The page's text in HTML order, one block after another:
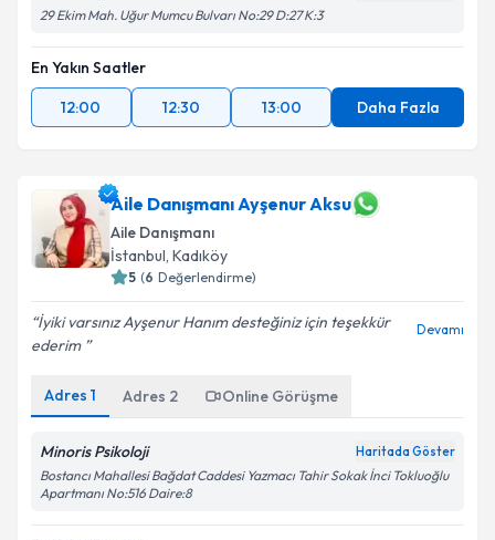
29 Ekim Mah. Uğur Mumcu Bulvarı No:29 D:27 K:3
En Yakın Saatler
12:00
12:30 13:00 Daha Fazla
Aile Danışmanı Ayşenur Aksu
Aile Danışmanı
İstanbul, Kadıköy
5 (6 Değerlendirme)
İyiki varsınız Ayşenur Hanım desteğiniz için teşekkür
ederim ️
Devamı
Adres 1 Adres 2 Online Görüşme
Minoris Psikoloji Haritada Göster
Bostancı Mahallesi Bağdat Caddesi Yazmacı Tahir Sokak İnci Tokluoğlu
Apartmanı No:516 Daire:8